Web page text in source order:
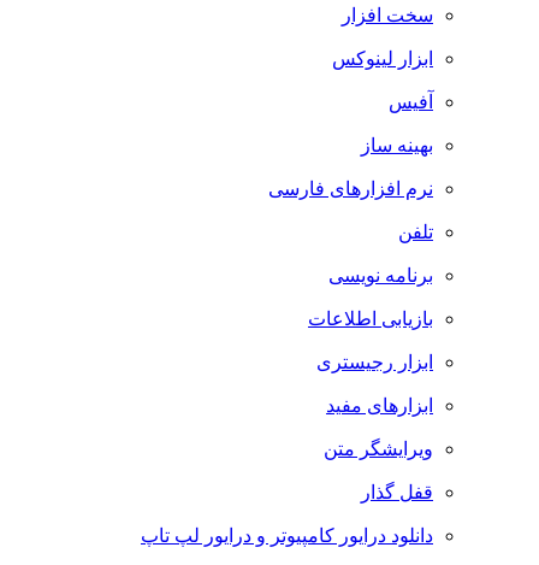
سخت افزار
ابزار لینوکس
آفیس
بهینه ساز
نرم افزارهای فارسی
تلفن
برنامه نویسی
بازیابی اطلاعات
ابزار رجیستری
ابزارهای مفید
ویرایشگر متن
قفل گذار
دانلود درایور کامپیوتر و درایور لپ تاپ